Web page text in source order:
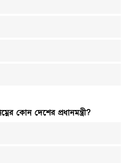
কোন দেশের প্রধানমন্ত্রী?